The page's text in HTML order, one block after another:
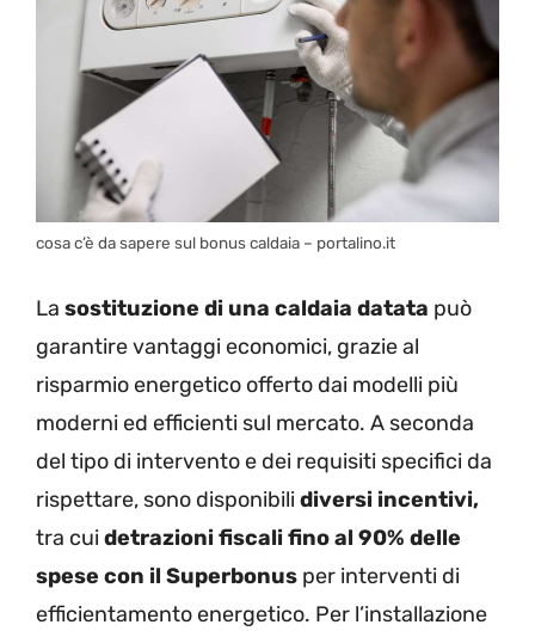
cosa c’è da sapere sul bonus caldaia – portalino.it
La sostituzione di una caldaia datata può
garantire vantaggi economici, grazie al
risparmio energetico offerto dai modelli più
moderni ed efficienti sul mercato. A seconda
del tipo di intervento e dei requisiti specifici da
rispettare, sono disponibilidiversi incentivi,
tra cuidetrazioni fiscali fino al 90% delle
spese con il Superbonus per interventi di
efficientamento energetico. Per l’installazione